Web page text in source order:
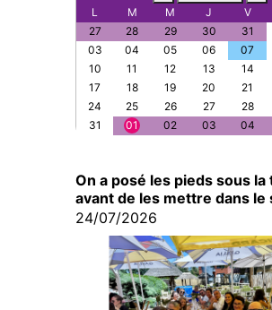
L
M M J V
27
28 29 30 31
03
04 05 06 07
10
11 12 13 14
17
18 19 20 21
24
25 26 27 28
31
01 02 03 04
On a posé les pieds sous la
avant de les mettre dans le
24/07/2026